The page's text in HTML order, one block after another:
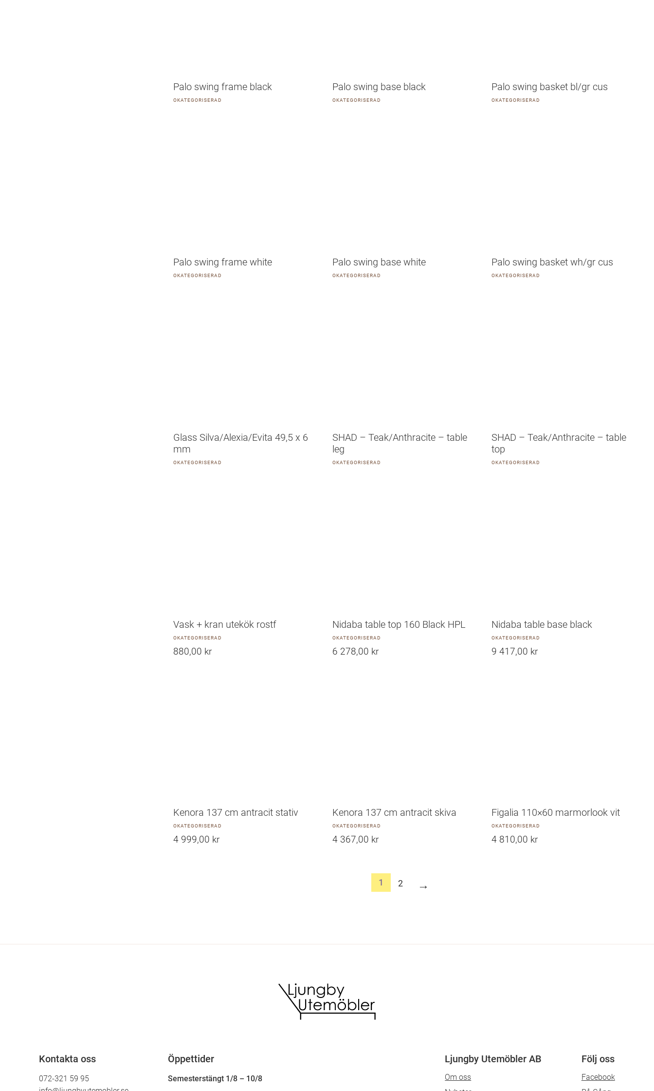
Palo swing frame black
OKATEGORISERAD
Palo swing base black
OKATEGORISERAD
Palo swing basket bl/gr cus
OKATEGORISERAD
Palo swing frame white
OKATEGORISERAD
Palo swing base white
OKATEGORISERAD
Palo swing basket wh/gr cus
OKATEGORISERAD
Glass Silva/Alexia/Evita 49,5 x 6
mm
OKATEGORISERAD
SHAD – Teak/Anthracite – table
leg
OKATEGORISERAD
SHAD – Teak/Anthracite – table
top
OKATEGORISERAD
Vask + kran utekök rostf
OKATEGORISERAD
880,00 kr
Nidaba table top 160 Black HPL
OKATEGORISERAD
6 278,00 kr
Nidaba table base black
OKATEGORISERAD
9 417,00 kr
Kenora 137 cm antracit stativ
OKATEGORISERAD
4 999,00 kr
Kenora 137 cm antracit skiva
OKATEGORISERAD
4 367,00 kr
Figalia 110×60 marmorlook vit
OKATEGORISERAD
4 810,00 kr
1 2 →
Kontakta oss
072-321 59 95
Öppettider
Semesterstängt 1/8 – 10/8
Ljungby Utemöbler AB
Om oss
Följ oss
Facebook